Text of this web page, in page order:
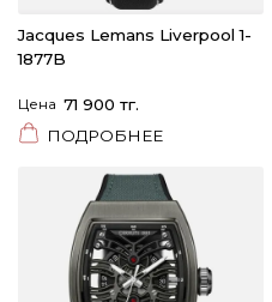
Jacques Lemans Liverpool 1-
1877B
Цена 71 900 тг.
ПОДРОБНЕЕ